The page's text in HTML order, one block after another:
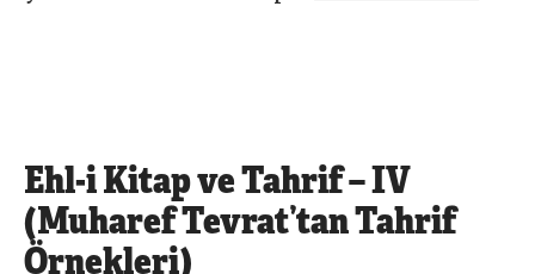
Ehl-i Kitap ve Tahrif – IV
(Muharef Tevrat’tan Tahrif
Örnekleri)